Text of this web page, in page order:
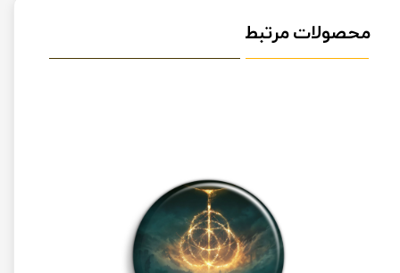
محصولات مرتبط